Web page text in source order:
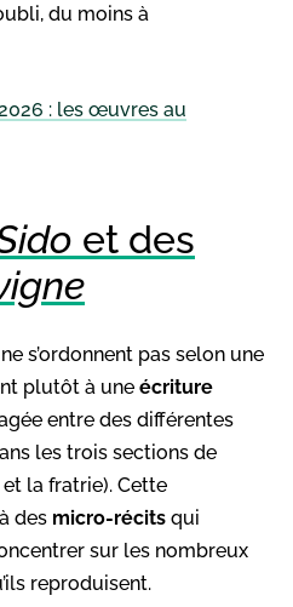
du moins à
: les œuvres au
et des
ne s’ordonnent pas selon une
plutôt à une écriture
entre des différentes
les trois sections de
la fratrie). Cette
des micro-récits qui
sur les nombreux
reproduisent.